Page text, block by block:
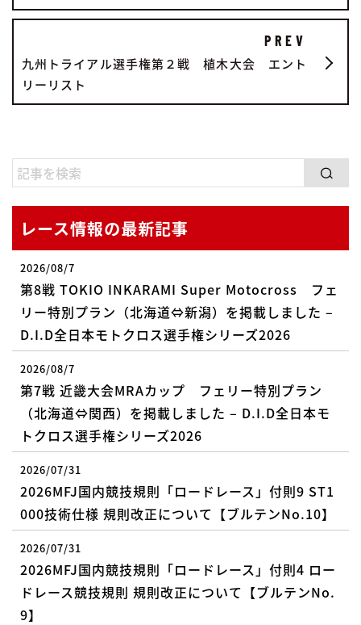
PREV
九州トライアル選手権第２戦 植木大会 エント
リーリスト
レース情報の最新記事
2026/08/7
第8戦 TOKIO INKARAMI Super Motocross フェ
リー特別プラン（北海道⇔新潟）を掲載しました –
D.I.D全日本モトクロス選手権シリーズ2026
2026/08/7
第7戦 近畿大会MRAカップ フェリー特別プラン
（北海道⇔関西）を掲載しました – D.I.D全日本モ
トクロス選手権シリーズ2026
2026/07/31
2026MFJ国内競技規則「ロードレース」付則9 ST1
000技術仕様 規則改正について【ブルテンNo.10】
2026/07/31
2026MFJ国内競技規則「ロードレース」付則4 ロー
ドレース競技規則 規則改正について【ブルテンNo.
9】